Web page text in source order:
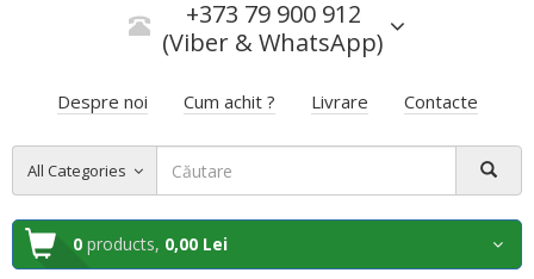
+373 79 900 912
(Viber & WhatsApp)
Despre noi Cum achit ? Livrare Contacte
All Categories
0 products, 0,00 Lei